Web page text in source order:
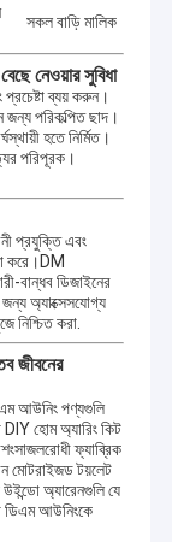
সকল বাড়ি মালিক
নেওয়ার সুবিধা
ব্যয় করুন।
জন্য পরিকল্পিত ছাদ।
হতে নির্মিত।
পরিপূরক।
প্রযুক্তি এবং
করে।DM
বান্ধব ডিজাইনের
জন্য অ্যাক্সেসযোগ্য
নিশ্চিত করা.
জীবনের
আউনিং পণ্যগুলি
DIY হোম অ্যারিং কিট
ফ্যাব্রিক
মোটরাইজড টয়লেট
অ্যারেনগুলি যে
ডিএম আউনিংকে